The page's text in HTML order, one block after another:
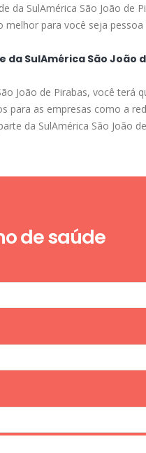
da SulAmérica São João
para você seja
SulAmérica São João
João de Pirabas, você
para as empresas como a
da SulAmérica São João
de saúde